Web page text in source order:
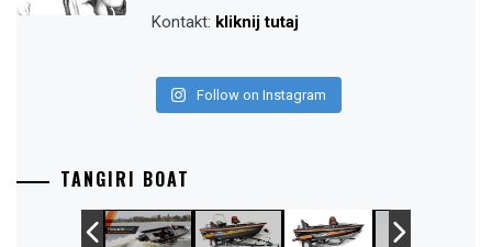
Kontakt: kliknij tutaj
Follow on Instagram
TANGIRI BOAT